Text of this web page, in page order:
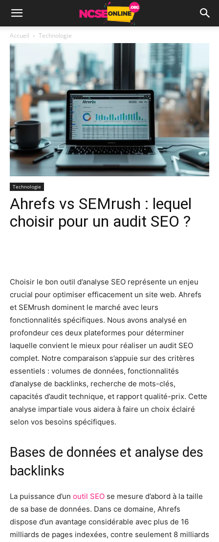
Accueil Technologie
Technologie
Ahrefs vs SEMrush : lequel
choisir pour un audit SEO ?
Choisir le bon outil d’analyse SEO représente un enjeu
crucial pour optimiser efficacement un site web. Ahrefs
et SEMrush dominent le marché avec leurs
fonctionnalités spécifiques. Nous avons analysé en
profondeur ces deux plateformes pour déterminer
laquelle convient le mieux pour réaliser un audit SEO
complet. Notre comparaison s’appuie sur des critères
essentiels : volumes de données, fonctionnalités
d’analyse de backlinks, recherche de mots-clés,
capacités d’audit technique, et rapport qualité-prix. Cette
analyse impartiale vous aidera à faire un choix éclairé
selon vos besoins spécifiques.
Bases de données et analyse des
backlinks
La puissance d’un outil SEO se mesure d’abord à la taille
de sa base de données. Dans ce domaine, Ahrefs
dispose d’un avantage considérable avec plus de 16
milliards de pages indexées, contre seulement 8 milliards